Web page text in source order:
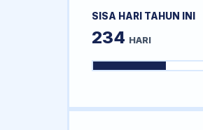
SISA HARI TAHUN INI
234 HARI